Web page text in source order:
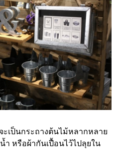
เป็นกระถางต้นไม้หลากหลาย
หรือผ้ากันเปื้อนไว้ไปลุยใน